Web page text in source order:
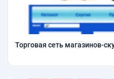
Торговая сеть магазинов-